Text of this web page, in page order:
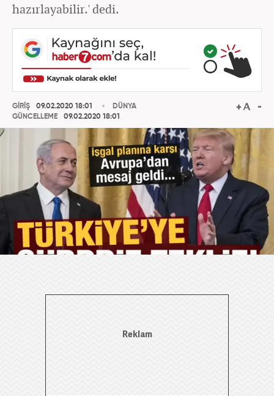
hazırlayabilir.' dedi.
GİRİŞ
09.02.2020 18:01
GÜNCELLEME
09.02.2020 18:01
DÜNYA